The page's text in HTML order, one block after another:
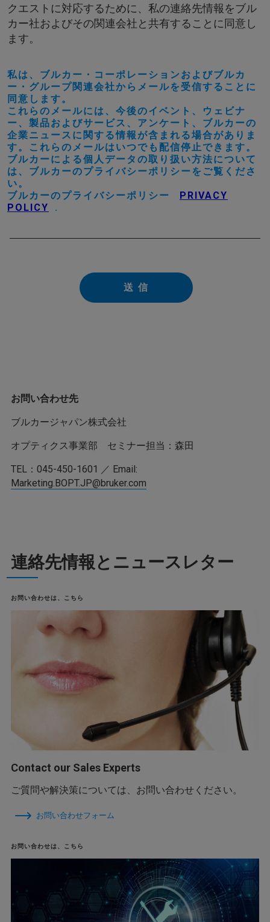
クエストに対応するために、私の連絡先情報をブル
カー社およびその関連会社と共有することに同意し
ます。
私は、ブルカー・コーポレーションおよびブルカ
ー・グループ関連会社からメールを受信することに
同意します。
これらのメールには、今後のイベント、ウェビナ
ー、製品およびサービス、アンケート、ブルカーの
企業ニュースに関する情報が含まれる場合がありま
す。これらのメールはいつでも配信停止できます。
ブルカーによる個人データの取り扱い方法について
は、ブルカーのプライバシーポリシーをご覧くださ
い。
ブルカーのプライバシーポリシー
PRIVACY
POLICY
.
送 信
お問い合わせ先
ブルカージャパン株式会社
オプティクス事業部 セミナー担当：森田
TEL：045-450-1601 ／ Email:
Marketing.BOPT.JP@bruker.com
連絡先情報とニュースレター
お問い合わせは、こちら
Contact our Sales Experts
ご質問や解決策については、お問い合わせください。
お問い合わせフォーム
お問い合わせは、こちら